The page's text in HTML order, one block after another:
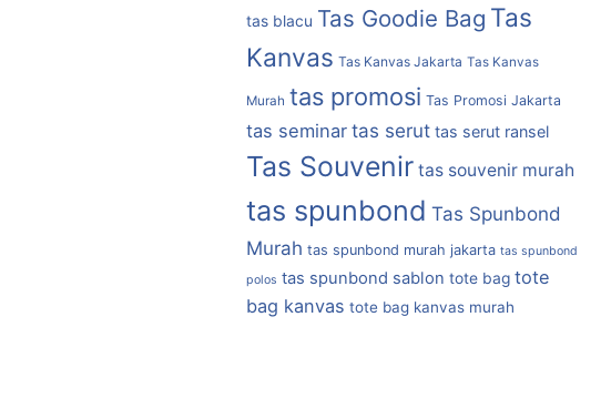
tas blacu Tas Goodie Bag Tas
Kanvas Tas Kanvas Jakarta Tas Kanvas
Murah tas promosi Tas Promosi Jakarta
tas seminar tas serut tas serut ransel
Tas Souvenir tas souvenir murah
tas spunbond Tas Spunbond
Murah tas spunbond murah jakarta tas spunbond
polos tas spunbond sablon tote bag tote
bag kanvas tote bag kanvas murah